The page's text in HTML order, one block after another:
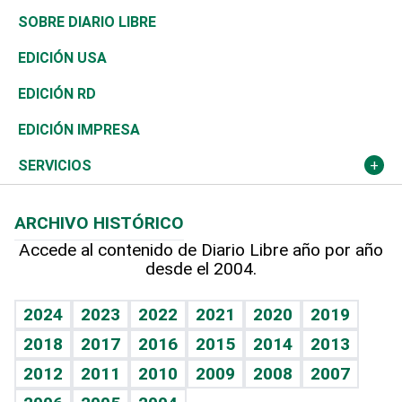
José Boquete
Reportajes
Asia
África
Ocenanía
Caribe
Resto del mundo
Consumo
Vivienda
Telecom.
Global y variable
Economía personal
Belleza
Buena Vida
Sociales
Novedades
Podcast Arte Libre
Hablando con el pediatra
Vida y familia
Eñe
Celebrando la vida
Golf
Ciclismo
Tenis
Olimpismo
Más deportes
Línea de hit
TBT Deportivo
De buena tinta
En Directo
El Espía
Noticiero Poteleche
Columnistas
Más firmas
Clima
Tecnología
Historia
Martes de tecnología
Cambio climático
Mundo
Economía
Revista
Deportes
Opinión
Hecho en casa
Guía del dinero
SOBRE DIARIO LIBRE
EDICIÓN USA
EDICIÓN RD
EDICIÓN IMPRESA
SERVICIOS
Cumpleaños
Horóscopos
Juegos
ARCHIVO HISTÓRICO
Accede al contenido de Diario Libre año por año
desde el 2004.
2024 2023 2022 2021 2020
2019
2018
2017 2016 2015 2014
2013
2012
2011 2010 2009 2008
2007